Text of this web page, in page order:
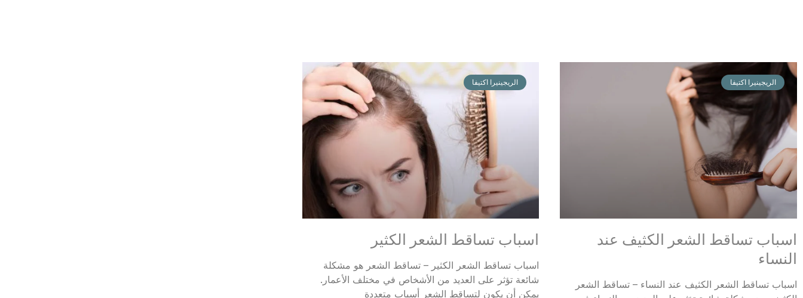
الريجينيرا اكتيفا
اسباب تساقط الشعر الكثيف عند
النساء
اسباب تساقط الشعر الكثيف عند النساء – تساقط الشعر
الريجينيرا اكتيفا
اسباب تساقط الشعر الكثير
اسباب تساقط الشعر الكثير – تساقط الشعر هو مشكلة
شائعة تؤثر على العديد من الأشخاص في مختلف الأعمار.
يمكن أن يكون لتساقط الشعر أسباب متعددة